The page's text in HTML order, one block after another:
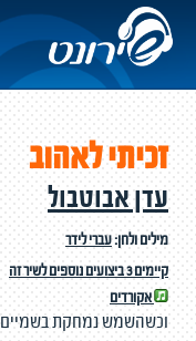
זכיתי לאהוב
עדן אבוטבול
מילים ולחן:עברי לידר
קיימים 3 ביצועים נוספים לשיר זה
אקורדים
וכשהשמש נמחקת בשמיים